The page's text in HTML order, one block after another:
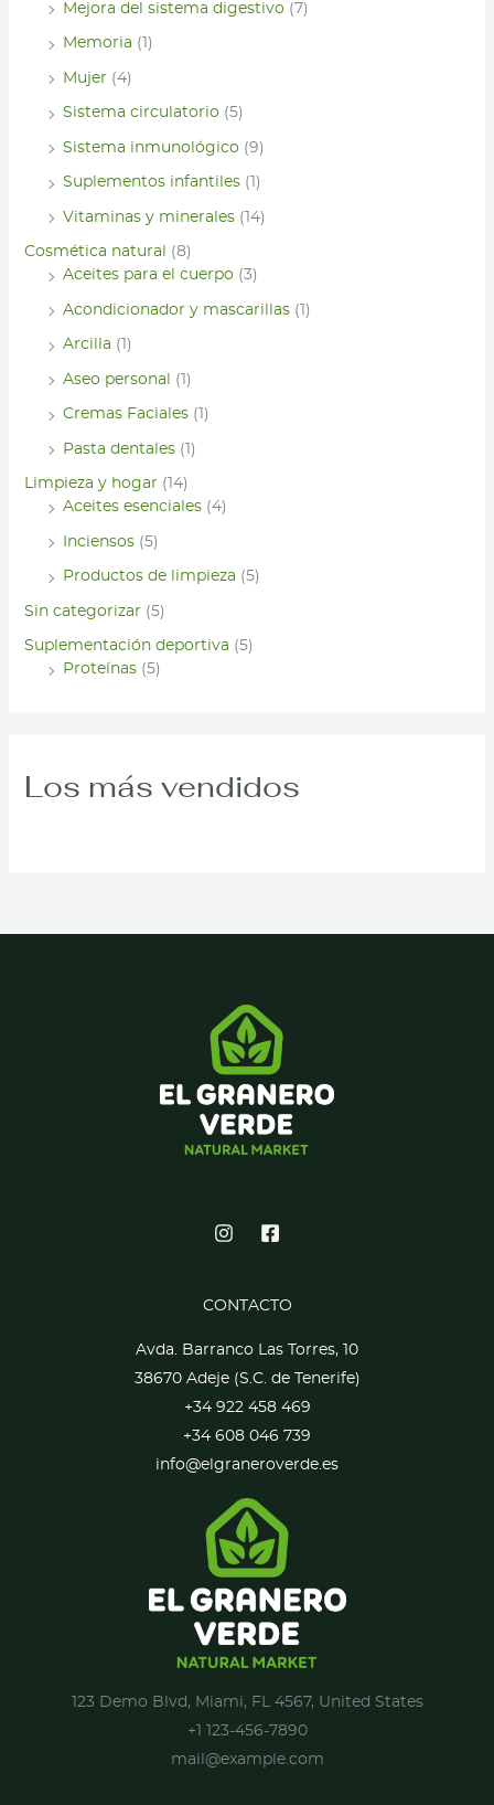
Mejora del sistema digestivo (7)
Memoria (1)
Mujer (4)
Sistema circulatorio (5)
Sistema inmunológico (9)
Suplementos infantiles (1)
Vitaminas y minerales (14)
Cosmética natural
(8)
Aceites para el cuerpo (3)
Acondicionador y mascarillas (1)
Arcilla (1)
Aseo personal (1)
Cremas Faciales (1)
Pasta dentales (1)
Limpieza y hogar (14)
Aceites esenciales (4)
Inciensos (5)
Productos de limpieza (5)
Sin categorizar (5)
Suplementación deportiva (5)
Proteínas (5)
Los más vendidos
CONTACTO
Avda. Barranco Las Torres, 10
38670 Adeje (S.C. de Tenerife)
+34 922 458 469
+34 608 046 739
info@elgraneroverde.es
123 Demo Blvd, Miami, FL 4567, United States
+1 123-456-7890
mail@example.com